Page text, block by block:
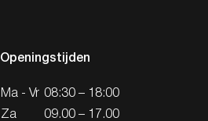
Openingstijden
Ma - Vr 08:30 – 18:00
Za
09.00 – 17.00